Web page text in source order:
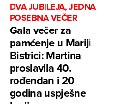
DVA JUBILEJA, JEDNA
POSEBNA VEČER
Gala večer za
pamćenje u Mariji
Bistrici: Martina
proslavila 40.
rođendan i 20
godina uspješne